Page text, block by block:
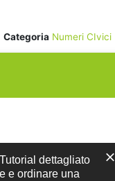
Categoria Numeri CIvici
dettagliato
e ordinare una